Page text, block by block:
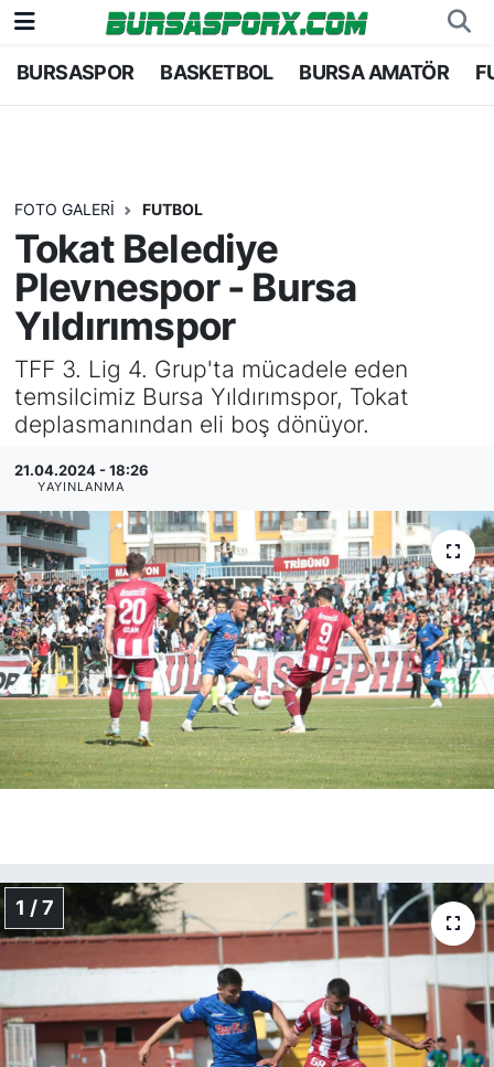
BURSASPOR BASKETBOL BURSA AMATÖR
FOTO GALERI FUTBOL
Tokat Belediye
Plevnespor - Bursa
Yıldırımspor
TFF 3. Lig 4. Grup'ta mücadele eden
temsilcimiz Bursa Yıldırımspor, Tokat
deplasmanından eli boş dönüyor.
21.04.2024 - 18:26
YAYINLANMA
1 / 7
Bursaspor
Basketbol
Bursa Amatör
Hentbol
Voleybol
Genel
Bursa Nöbetçi Eczaneler
Bursa Namaz Vakitleri
Bursa Trafik Yoğunluk Haritası
TFF 1.Lig Puan Durumu ve Fikstür
Tüm Manşetler
Son Dakika Haberleri
Haber Arşivi